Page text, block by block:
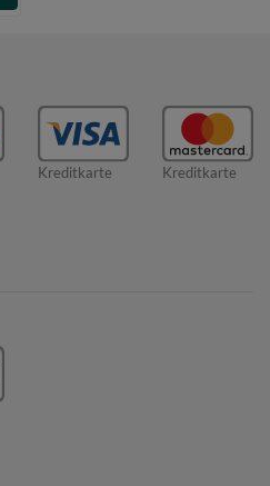
Kreditkarte Kreditkarte